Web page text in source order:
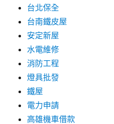
台北保全
台南鐵皮屋
安定新屋
水電維修
消防工程
燈具批發
鐵屋
電力申請
高雄機車借款